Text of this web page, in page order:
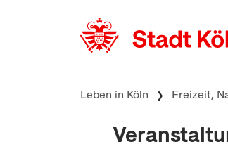
Leben in Köln Freizeit,